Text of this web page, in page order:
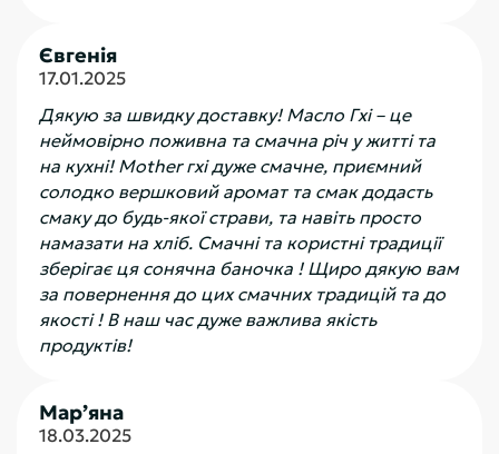
Євгенія
17.01.2025
Дякую за швидку доставку! Масло Гхі – це
неймовірно поживна та смачна річ у житті та
на кухні! Mother гхі дуже смачне, приємний
солодко вершковий аромат та смак додасть
смаку до будь-якої страви, та навіть просто
намазати на хліб. Смачні та користні традиції
зберігає ця сонячна баночка ! Щиро дякую вам
за повернення до цих смачних традицій та до
якості ! В наш час дуже важлива якість
продуктів!
Мар’яна
18.03.2025